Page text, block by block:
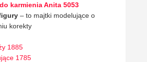
karmienia Anita 5053
– to majtki modelujące o
korekty
1885
1785